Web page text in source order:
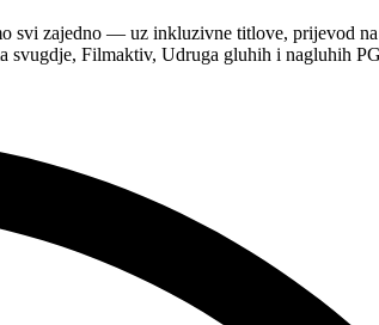
svi zajedno — uz inkluzivne titlove, prijevod
Filmaktiv, Udruga gluhih i nagluhih